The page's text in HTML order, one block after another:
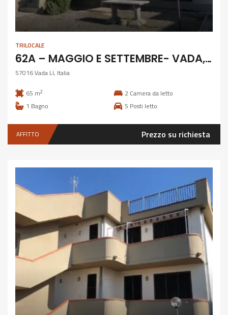
TRILOCALE
62A – MAGGIO E SETTEMBRE- VADA, 6 POSTI FRONTE MARE CLIMATIZZATO
57016 Vada LI, Italia
65 m2 2 Camera da letto
1 Bagno 5 Posti letto
AFFITTO Prezzo su richiesta